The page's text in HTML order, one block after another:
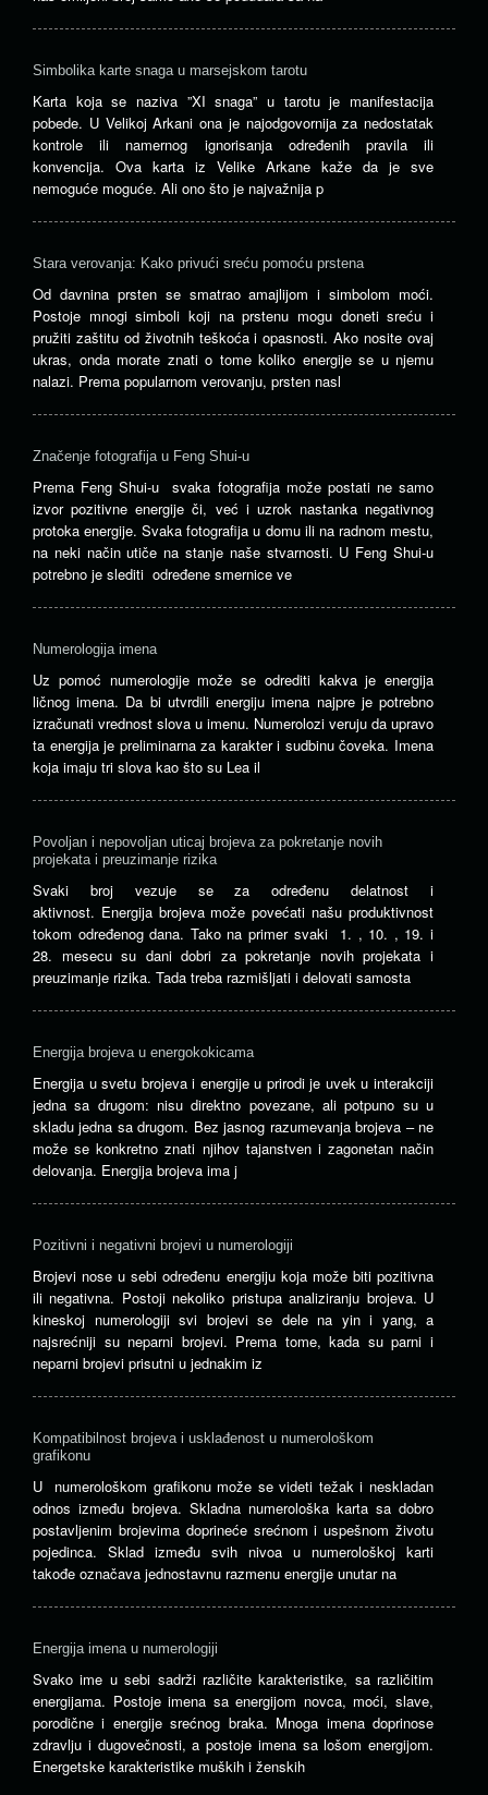
Simbolika karte snaga u marsejskom tarotu
Karta koja se naziva ”XI snaga” u tarotu je manifestacija
pobede. U Velikoj Arkani ona je najodgovornija za nedostatak
kontrole ili namernog ignorisanja određenih pravila ili
konvencija. Ova karta iz Velike Arkane kaže da je sve
nemoguće moguće. Ali ono što je najvažnija p
Stara verovanja: Kako privući sreću pomoću prstena
Od davnina prsten se smatrao amajlijom i simbolom moći.
Postoje mnogi simboli koji na prstenu mogu doneti sreću i
pružiti zaštitu od životnih teškoća i opasnosti. Ako nosite ovaj
ukras, onda morate znati o tome koliko energije se u njemu
nalazi. Prema popularnom verovanju, prsten nasl
Značenje fotografija u Feng Shui-u
Prema Feng Shui-u svaka fotografija može postati ne samo
izvor pozitivne energije či, već i uzrok nastanka negativnog
protoka energije. Svaka fotografija u domu ili na radnom mestu,
na neki način utiče na stanje naše stvarnosti. U Feng Shui-u
potrebno je slediti određene smernice ve
Numerologija imena
Uz pomoć numerologije može se odrediti kakva je energija
ličnog imena. Da bi utvrdili energiju imena najpre je potrebno
izračunati vrednost slova u imenu. Numerolozi veruju da upravo
ta energija je preliminarna za karakter i sudbinu čoveka. Imena
koja imaju tri slova kao što su Lea il
Povoljan i nepovoljan uticaj brojeva za pokretanje novih
projekata i preuzimanje rizika
Svaki broj vezuje se za određenu delatnost i
aktivnost. Energija brojeva može povećati našu produktivnost
tokom određenog dana. Tako na primer svaki 1. , 10. , 19. i
28. mesecu su dani dobri za pokretanje novih projekata i
preuzimanje rizika. Tada treba razmišljati i delovati samosta
Energija brojeva u energokokicama
Energija u svetu brojeva i energije u prirodi je uvek u interakciji
jedna sa drugom: nisu direktno povezane, ali potpuno su u
skladu jedna sa drugom. Bez jasnog razumevanja brojeva – ne
može se konkretno znati njihov tajanstven i zagonetan način
delovanja. Energija brojeva ima j
Pozitivni i negativni brojevi u numerologiji
Brojevi nose u sebi određenu energiju koja može biti pozitivna
ili negativna. Postoji nekoliko pristupa analiziranju brojeva. U
kineskoj numerologiji svi brojevi se dele na yin i yang, a
najsrećniji su neparni brojevi. Prema tome, kada su parni i
neparni brojevi prisutni u jednakim iz
Kompatibilnost brojeva i usklađenost u numerološkom
grafikonu
U numerološkom grafikonu može se videti težak i neskladan
odnos između brojeva. Skladna numerološka karta sa dobro
postavljenim brojevima doprineće srećnom i uspešnom životu
pojedinca. Sklad između svih nivoa u numerološkoj karti
takođe označava jednostavnu razmenu energije unutar na
Energija imena u numerologiji
Svako ime u sebi sadrži različite karakteristike, sa različitim
energijama. Postoje imena sa energijom novca, moći, slave,
porodične i energije srećnog braka. Mnoga imena doprinose
zdravlju i dugovečnosti, a postoje imena sa lošom energijom.
Energetske karakteristike muških i ženskih